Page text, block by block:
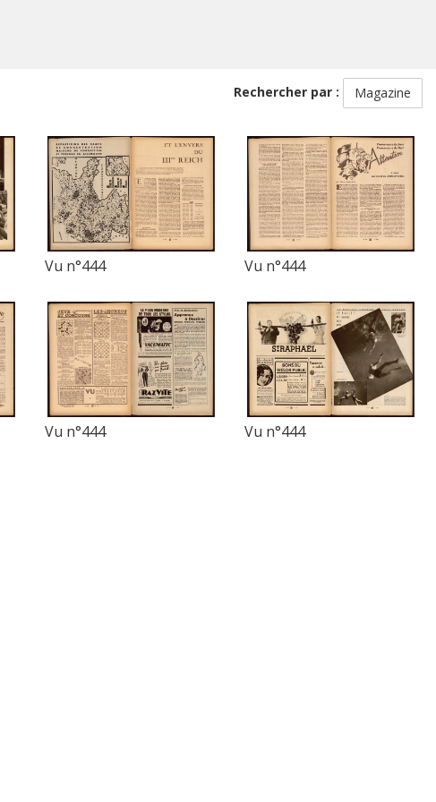
Rechercher par : Magazine
Vu n°444 Vu n°444
Vu n°444 Vu n°444